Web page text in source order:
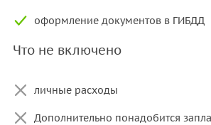
оформление документов в ГИБДД
Что не включено
личные расходы
Дополнительно понадобится